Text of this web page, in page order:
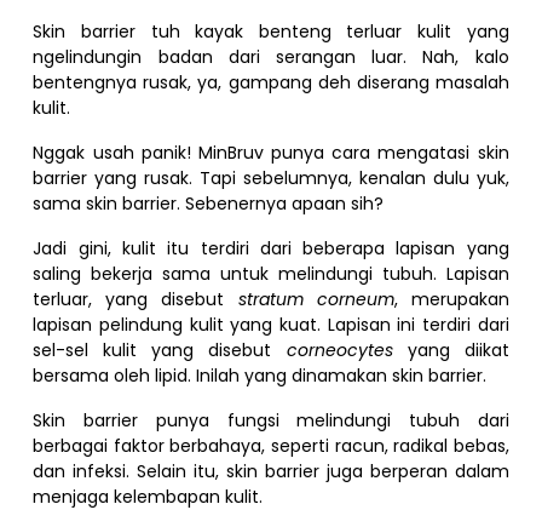
Skin barrier tuh kayak benteng terluar kulit yang
ngelindungin badan dari serangan luar. Nah, kalo
bentengnya rusak, ya, gampang deh diserang masalah
kulit.
Nggak usah panik! MinBruv punya cara mengatasi skin
barrier yang rusak. Tapi sebelumnya, kenalan dulu yuk,
sama skin barrier. Sebenernya apaan sih?
Jadi gini, kulit itu terdiri dari beberapa lapisan yang
saling bekerja sama untuk melindungi tubuh. Lapisan
terluar, yang disebut stratum corneum, merupakan
lapisan pelindung kulit yang kuat. Lapisan ini terdiri dari
sel-sel kulit yang disebut corneocytes yang diikat
bersama oleh lipid. Inilah yang dinamakan skin barrier.
Skin barrier punya fungsi melindungi tubuh dari
berbagai faktor berbahaya, seperti racun, radikal bebas,
dan infeksi. Selain itu, skin barrier juga berperan dalam
menjaga kelembapan kulit.